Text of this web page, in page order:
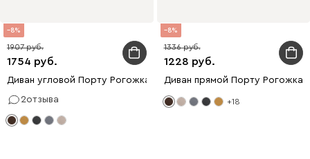
8
1754
1907
Диван угловой Порту Рогожка Коричневый
2отзыва
8
1228
1336
Диван прямой Порту Рогожка
+18